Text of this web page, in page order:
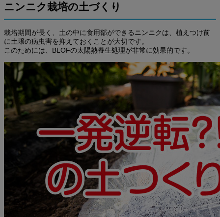
ニンニク栽培の土づくり
栽培期間が長く、土の中に食用部ができるニンニクは、植えつけ前
に土壌の病虫害を抑えておくことが大切です。
このためには、BLOFの太陽熱養生処理が非常に効果的です。